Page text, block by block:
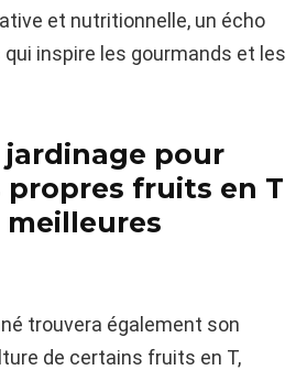
et nutritionnelle, un écho
inspire les gourmands et les
jardinage pour
fruits en T
meilleures
trouvera également son
de certains fruits en T,